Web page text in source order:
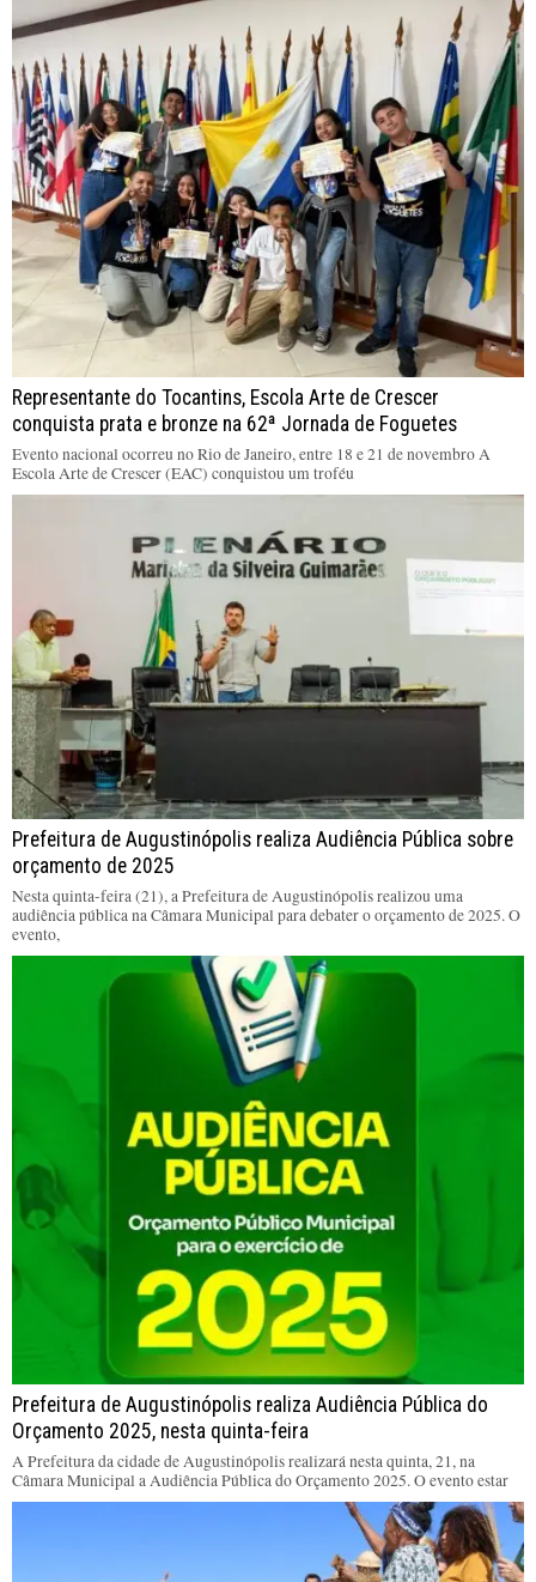
Representante do Tocantins, Escola Arte de Crescer
conquista prata e bronze na 62ª Jornada de Foguetes
Evento nacional ocorreu no Rio de Janeiro, entre 18 e 21 de novembro A
Escola Arte de Crescer (EAC) conquistou um troféu
Prefeitura de Augustinópolis realiza Audiência Pública sobre
orçamento de 2025
Nesta quinta-feira (21), a Prefeitura de Augustinópolis realizou uma
audiência pública na Câmara Municipal para debater o orçamento de 2025. O
evento,
Prefeitura de Augustinópolis realiza Audiência Pública do
Orçamento 2025, nesta quinta-feira
A Prefeitura da cidade de Augustinópolis realizará nesta quinta, 21, na
Câmara Municipal a Audiência Pública do Orçamento 2025. O evento estar